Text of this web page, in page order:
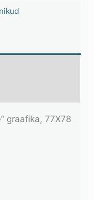
graafika, 77X78